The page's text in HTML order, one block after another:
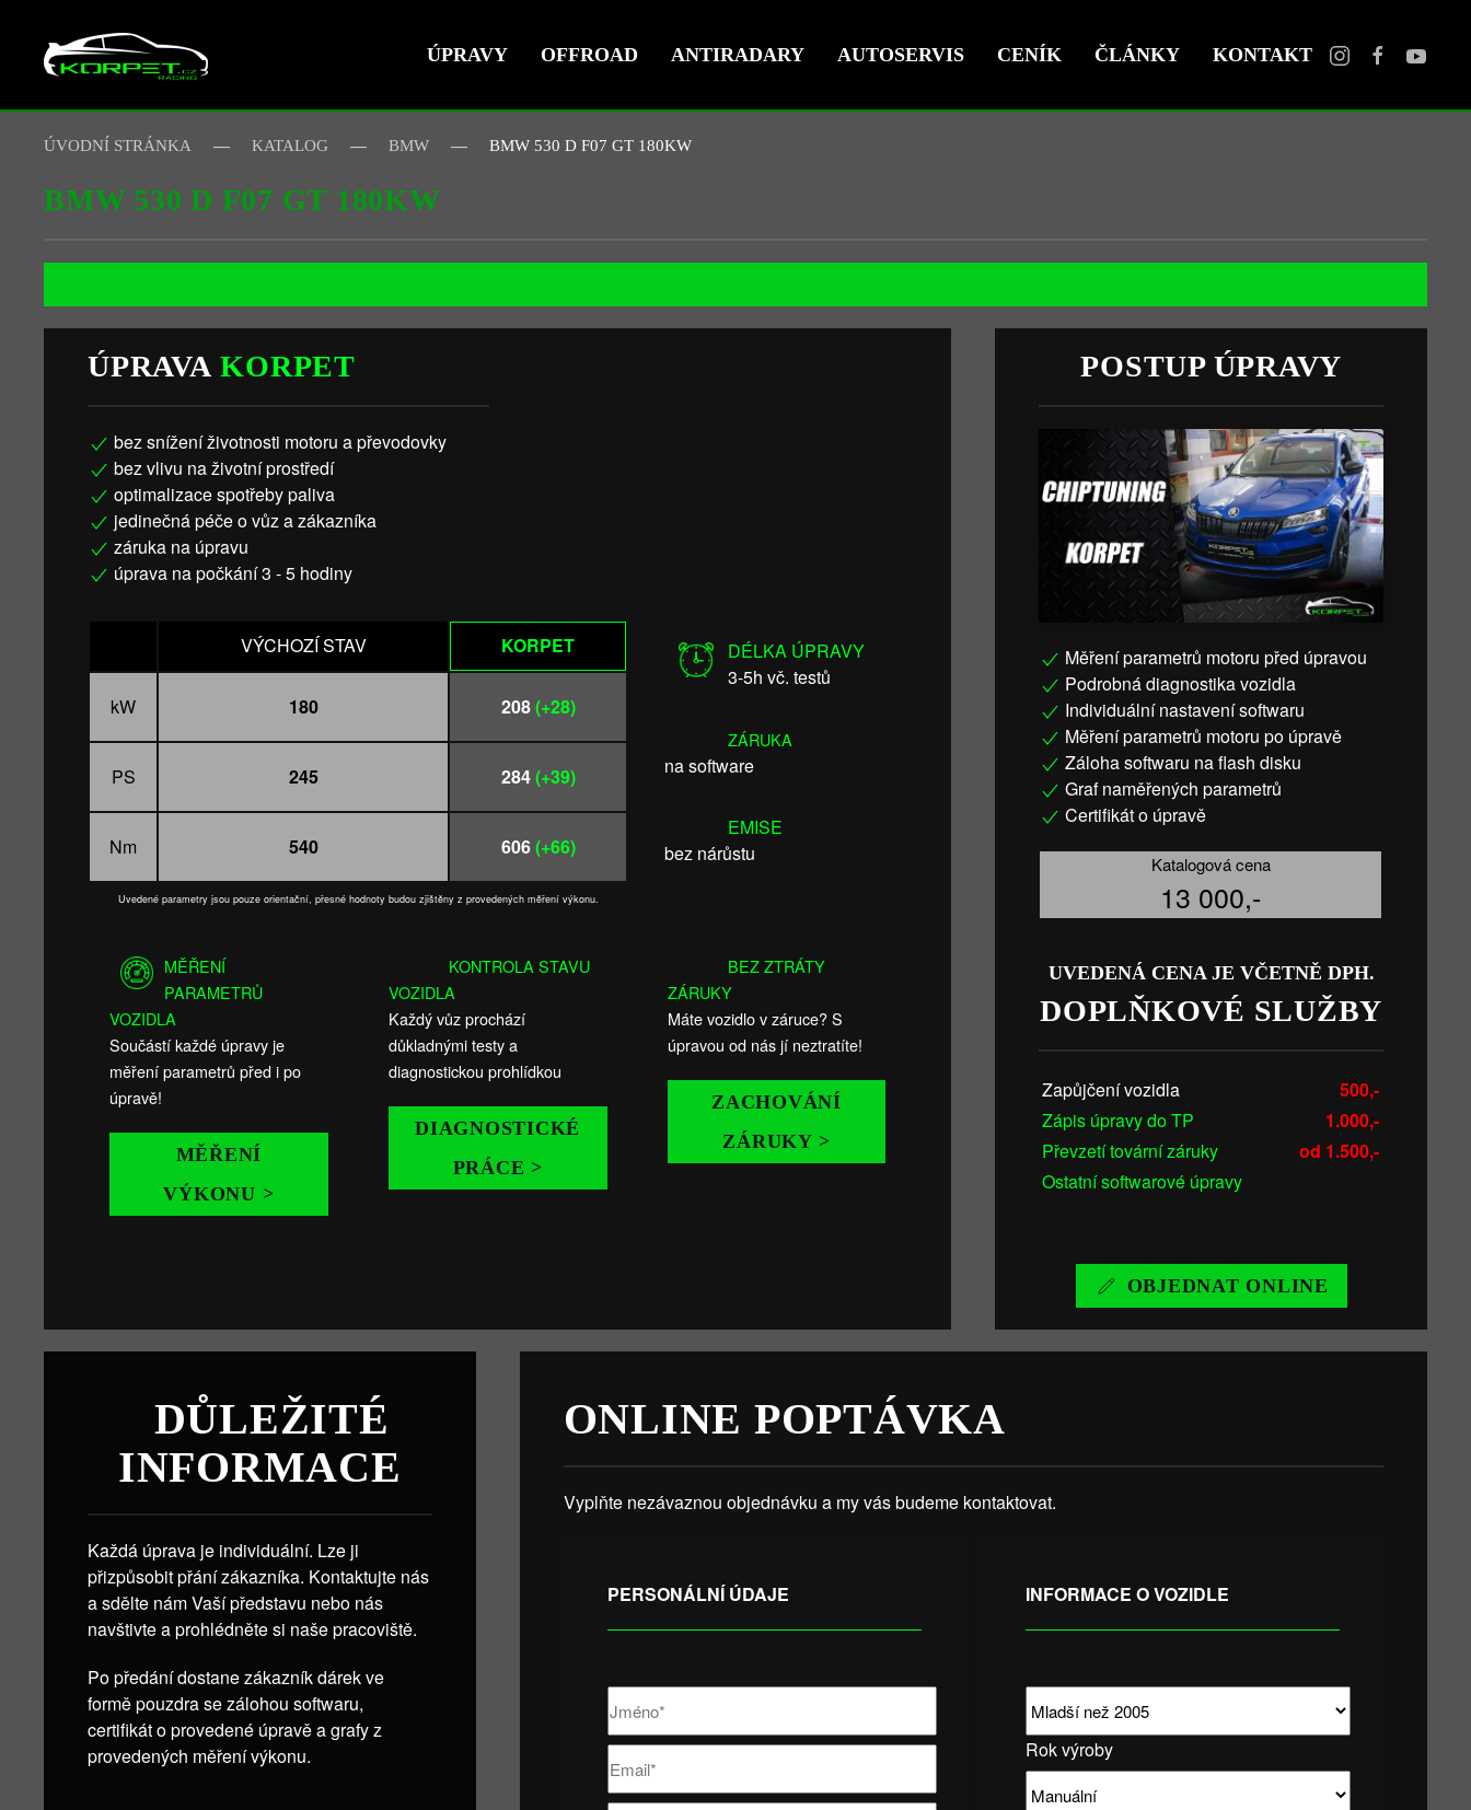
Skip to main content ÚPRAVY OFFROAD ANTIRADARY AUTOSERVIS CENÍK ČLÁNKY KONTAKT
ÚVODNÍ STRÁNKA KATALOG BMW BMW 530 D F07 GT 180KW
BMW 530 D F07 GT 180KW
ÚPRAVAKORPET
bez snížení životnosti motoru a převodovky
bez vlivu na životní prostředí
optimalizace spotřeby paliva
jedinečná péče o vůz a zákazníka
záruka na úpravu
úprava na počkání 3 - 5 hodiny
VÝCHOZÍ STAV KORPET
kW 180 208(+28)
PS 245 284(+39)
Nm 540 606(+66)
Uvedené parametry jsou pouze orientační, přesné hodnoty budou zjištěny z provedených měření výkonu.
DÉLKA ÚPRAVY
3-5h vč. testů
ZÁRUKA
na software
EMISE
bez nárůstu
MĚŘENÍ
PARAMETRŮ
VOZIDLA
Součástí každé úpravy je
měření parametrů před i po
úpravě!
MĚŘENÍ
VÝKONU >
KONTROLA STAVU
VOZIDLA
Každý vůz prochází
důkladnými testy a
diagnostickou prohlídkou
DIAGNOSTICKÉ
PRÁCE >
BEZ ZTRÁTY
ZÁRUKY
Máte vozidlo v záruce? S
úpravou od nás jí neztratíte!
ZACHOVÁNÍ
ZÁRUKY >
POSTUP ÚPRAVY
Měření parametrů motoru před úpravou
Podrobná diagnostika vozidla
Individuální nastavení softwaru
Měření parametrů motoru po úpravě
Záloha softwaru na flash disku
Graf naměřených parametrů
Certifikát o úpravě
Katalogová cena
13 000,-
UVEDENÁ CENA JE VČETNĚ DPH.
DOPLŇKOVÉ SLUŽBY
Zapůjčení vozidla
500,-
Zápis úpravy do TP
1.000,-
Převzetí tovární záruky
od 1.500,-
Ostatní softwarové úpravy
OBJEDNAT ONLINE
DŮLEŽITÉ
INFORMACE
Každá úprava je individuální. Lze ji
přizpůsobit přání zákazníka. Kontaktujte nás
a sdělte nám Vaší představu nebo nás
navštivte a prohlédněte si naše pracoviště.
Po předání dostane zákazník dárek ve
formě pouzdra se zálohou softwaru,
certifikát o provedené úpravě a grafy z
provedených měření výkonu.
ONLINE POPTÁVKA
Vyplňte nezávaznou objednávku a my vás budeme kontaktovat.
PERSONÁLNÍ ÚDAJE INFORMACE O VOZIDLE
Rok výroby